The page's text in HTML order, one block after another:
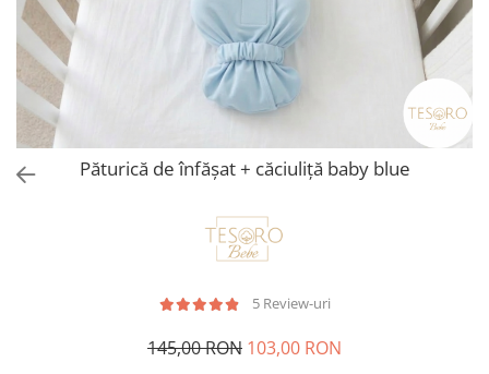
Păturică de înfășat + căciuliță baby blue
5 Review-uri
145,00 RON 103,00 RON